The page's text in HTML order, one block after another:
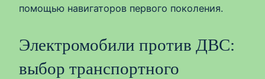
помощью навигаторов первого поколения.
Электромобили против ДВС:
выбор транспортного